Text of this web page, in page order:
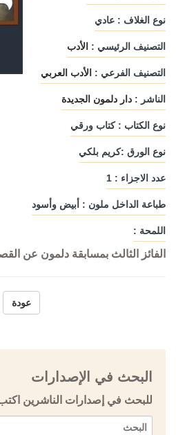
نوع الغلاف : عادي
التصنيف الرئيسي : الأدب
التصنيف الفرعي : الأدب العربي
الناشر : دار دلمون الجديدة
نوع الكتاب : كتاب ورقي
نوع الورق :كريم بلكي
عدد الاجزاء : 1
طباعة الداخل ملون : أبيض وأسود
اللمحة :
الفائز الثالث بمسابقة دلمون عن
عودة
البحث في الإصدارات
للبحث في إصدارات الناشرين